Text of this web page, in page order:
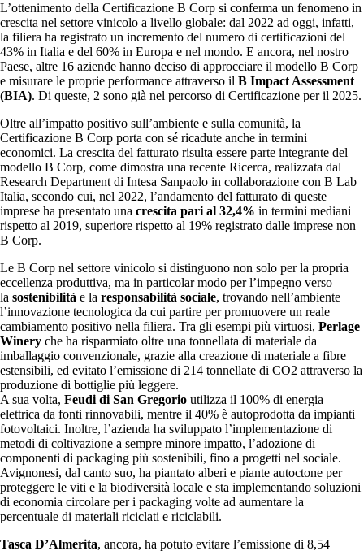
L’ottenimento della Certificazione B Corp si conferma un fenomeno in
crescita nel settore vinicolo a livello globale: dal 2022 ad oggi, infatti,
la filiera ha registrato un incremento del numero di certificazioni del
43% in Italia e del 60% in Europa e nel mondo. E ancora, nel nostro
Paese, altre 16 aziende hanno deciso di approcciare il modello B Corp
e misurare le proprie performance attraverso il B Impact Assessment
(BIA). Di queste, 2 sono già nel percorso di Certificazione per il 2025.
Oltre all’impatto positivo sull’ambiente e sulla comunità, la
Certificazione B Corp porta con sé ricadute anche in termini
economici. La crescita del fatturato risulta essere parte integrante del
modello B Corp, come dimostra una recente Ricerca, realizzata dal
Research Department di Intesa Sanpaolo in collaborazione con B Lab
Italia, secondo cui, nel 2022, l’andamento del fatturato di queste
imprese ha presentato una crescita pari al 32,4% in termini mediani
rispetto al 2019, superiore rispetto al 19% registrato dalle imprese non
B Corp.
Le B Corp nel settore vinicolo si distinguono non solo per la propria
eccellenza produttiva, ma in particolar modo per l’impegno verso
la sostenibilità e la responsabilità sociale, trovando nell’ambiente
l’innovazione tecnologica da cui partire per promuovere un reale
cambiamento positivo nella filiera. Tra gli esempi più virtuosi, Perlage
Winery che ha risparmiato oltre una tonnellata di materiale da
imballaggio convenzionale, grazie alla creazione di materiale a fibre
estensibili, ed evitato l’emissione di 214 tonnellate di CO2 attraverso la
produzione di bottiglie più leggere.
A sua volta, Feudi di San Gregorio utilizza il 100% di energia
elettrica da fonti rinnovabili, mentre il 40% è autoprodotta da impianti
fotovoltaici. Inoltre, l’azienda ha sviluppato l’implementazione di
metodi di coltivazione a sempre minore impatto, l’adozione di
componenti di packaging più sostenibili, fino a progetti nel sociale.
Avignonesi, dal canto suo, ha piantato alberi e piante autoctone per
proteggere le viti e la biodiversità locale e sta implementando soluzioni
di economia circolare per i packaging volte ad aumentare la
percentuale di materiali riciclati e riciclabili.
Tasca D’Almerita, ancora, ha potuto evitare l’emissione di 8,54